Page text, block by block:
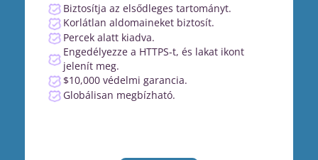
Biztosítja az elsődleges tartományt.
Korlátlan aldomaineket biztosít.
Percek alatt kiadva.
Engedélyezze a HTTPS-t, és lakat ikont
jelenít meg.
$10,000 védelmi garancia.
Globálisan megbízható.